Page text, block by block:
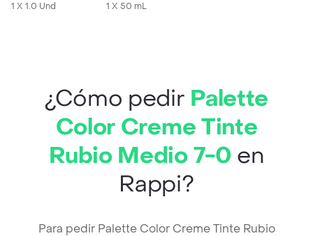
1 X 1.0 Und
1 X 50 mL
¿Cómo pedir Palette
Color Creme Tinte
Rubio Medio 7-0 en
Rappi?
Para pedir Palette Color Creme Tinte Rubio